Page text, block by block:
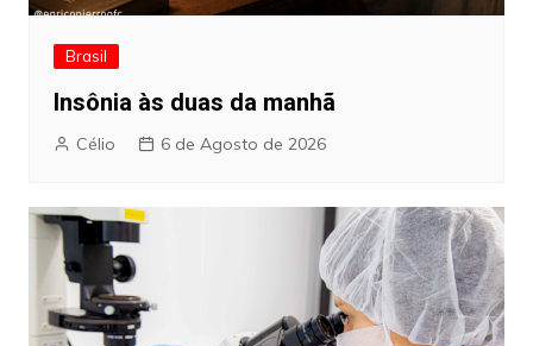
Brasil
Insônia às duas da manhã
Célio 6 de Agosto de 2026